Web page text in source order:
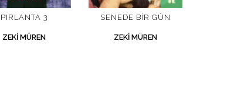
PIRLANTA 3
ZEKI MÜREN
SENEDE BIR GÜN
ZEKI MÜREN